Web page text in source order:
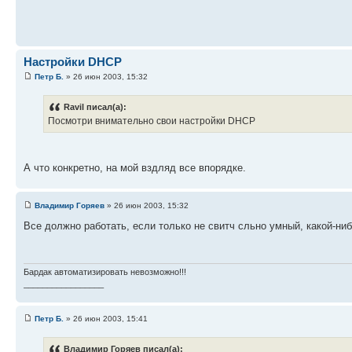
Настройки DHCP
Петр Б. » 26 июн 2003, 15:32
Ravil писал(а):
Посмотри внимательно свои настройки DHCP
А что конкретно, на мой вздляд все впорядке.
Владимир Горяев » 26 июн 2003, 15:32
Все должно работать, если только не свитч сльно умный, какой-
Бардак автоматизировать невозможно!!!
Петр Б. » 26 июн 2003, 15:41
Владимир Горяев писал(а):